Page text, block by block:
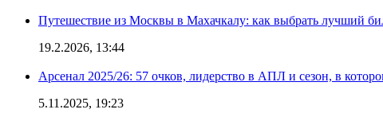
Путешествие из Москвы в Махачкалу: как выбрать лучший
19.2.2026, 13:44
Арсенал 2025/26: 57 очков, лидерство в АПЛ и сезон, в
5.11.2025, 19:23